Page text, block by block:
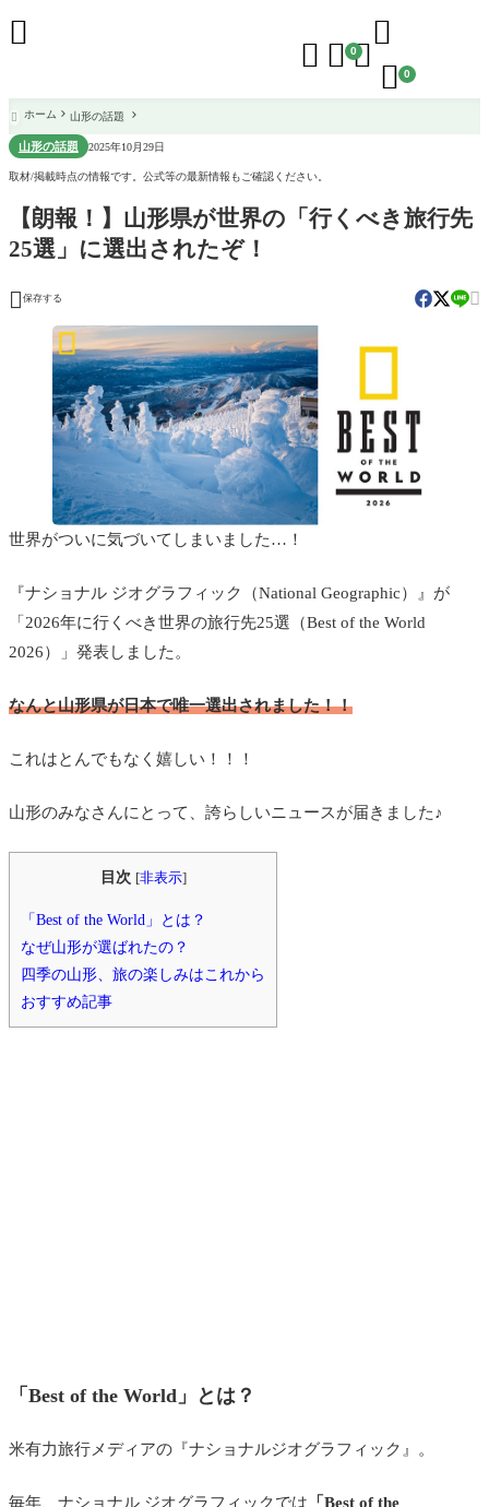
  0

 0

 ホーム 山形の話題
山形の話題 2025年10月29日
取材/掲載時点の情報です。公式等の最新情報もご確認ください。
【朗報！】山形県が世界の「行くべき旅行先
25選」に選出されたぞ！
 保存する 
世界がついに気づいてしまいました…！
『ナショナル ジオグラフィック（National Geographic）』が
「2026年に行くべき世界の旅行先25選（Best of the World
2026）」発表しました。
なんと山形県が日本で唯一選出されました！！
これはとんでもなく嬉しい！！！
山形のみなさんにとって、誇らしいニュースが届きました♪
目次 [非表示]
「Best of the World」とは？
なぜ山形が選ばれたの？
四季の山形、旅の楽しみはこれから
おすすめ記事
「Best of the World」とは？
米有力旅行メディアの『ナショナルジオグラフィック』。
毎年、ナショナル ジオグラフィックでは 「Best of the